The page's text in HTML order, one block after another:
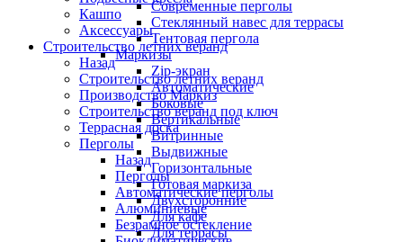
Современные перголы
Стеклянный навес для террасы
Тентовая пергола
Маркизы
Zip-экран
Автоматические
Боковые
Вертикальные
Витринные
Выдвижные
Горизонтальные
Готовая маркиза
Двухсторонние
Для кафе
Для террасы
Кашпо
Аксессуары
Строительство летних веранд
Назад
Строительство летних веранд
Производство Маркиз
Строительство веранд под ключ
Террасная доска
Перголы
Назад
Перголы
Автоматические перголы
Алюминиевые
Безрамное остекление